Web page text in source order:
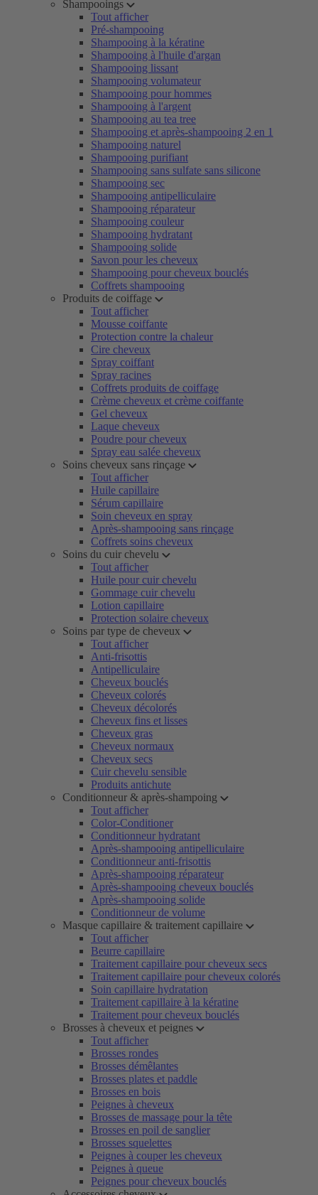
Shampooings
Tout afficher
Pré-shampooing
Shampooing à la kératine
Shampooing à l'huile d'argan
Shampooing lissant
Shampooing volumateur
Shampooing pour hommes
Shampooing à l'argent
Shampooing au tea tree
Shampooing et après-shampooing 2 en 1
Shampooing naturel
Shampooing purifiant
Shampooing sans sulfate sans silicone
Shampooing sec
Shampooing antipelliculaire
Shampooing réparateur
Shampooing couleur
Shampooing hydratant
Shampooing solide
Savon pour les cheveux
Shampooing pour cheveux bouclés
Coffrets shampooing
Produits de coiffage
Tout afficher
Mousse coiffante
Protection contre la chaleur
Cire cheveux
Spray coiffant
Spray racines
Coffrets produits de coiffage
Crème cheveux et crème coiffante
Gel cheveux
Laque cheveux
Poudre pour cheveux
Spray eau salée cheveux
Soins cheveux sans rinçage
Tout afficher
Huile capillaire
Sérum capillaire
Soin cheveux en spray
Après-shampooing sans rinçage
Coffrets soins cheveux
Soins du cuir chevelu
Tout afficher
Huile pour cuir chevelu
Gommage cuir chevelu
Lotion capillaire
Protection solaire cheveux
Soins par type de cheveux
Tout afficher
Anti-frisottis
Antipelliculaire
Cheveux bouclés
Cheveux colorés
Cheveux décolorés
Cheveux fins et lisses
Cheveux gras
Cheveux normaux
Cheveux secs
Cuir chevelu sensible
Produits antichute
Conditionneur & après-shampoing
Tout afficher
Color-Conditioner
Conditionneur hydratant
Après-shampooing antipelliculaire
Conditionneur anti-frisottis
Après-shampooing réparateur
Après-shampooing cheveux bouclés
Après-shampooing solide
Conditionneur de volume
Masque capillaire & traitement capillaire
Tout afficher
Beurre capillaire
Traitement capillaire pour cheveux secs
Traitement capillaire pour cheveux colorés
Soin capillaire hydratation
Traitement capillaire à la kératine
Traitement pour cheveux bouclés
Brosses à cheveux et peignes
Tout afficher
Brosses rondes
Brosses démêlantes
Brosses plates et paddle
Brosses en bois
Peignes à cheveux
Brosses de massage pour la tête
Brosses en poil de sanglier
Brosses squelettes
Peignes à couper les cheveux
Peignes à queue
Peignes pour cheveux bouclés